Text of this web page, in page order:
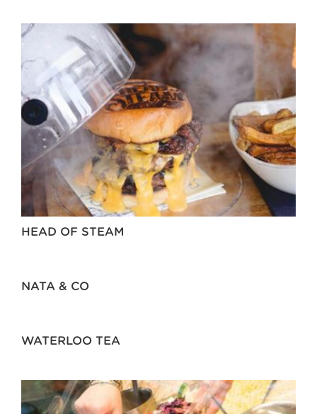
HEAD OF STEAM
NATA & CO
WATERLOO TEA